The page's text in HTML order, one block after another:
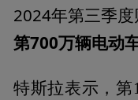
2024年第三季度
第700万辆电动
特斯拉表示，第